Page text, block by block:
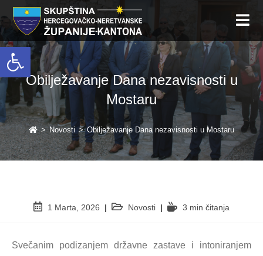
Open toolbar
Obilježavanje Dana nezavisnosti u
Mostaru
> Novosti > Obilježavanje Dana nezavisnosti u Mostaru
1 Marta, 2026 Novosti 3 min čitanja
Svečanim podizanjem državne zastave i intoniranjem